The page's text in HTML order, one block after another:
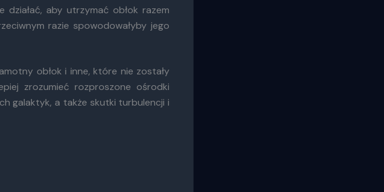
działać, aby utrzymać obłok razem
razie spowodowałyby jego
obłok i inne, które nie zostały
zrozumieć rozproszone ośrodki
galaktyk, a także skutki turbulencji i